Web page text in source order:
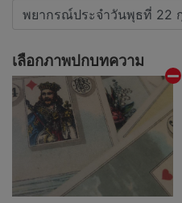
เลือกภาพปกบทความ